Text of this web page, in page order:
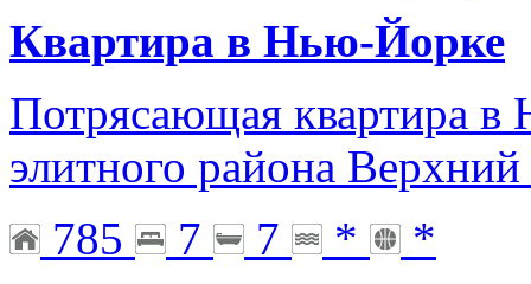
Квартира в Нью-Йорке
Потрясающая квартира
элитного района
785
7 7 *
*